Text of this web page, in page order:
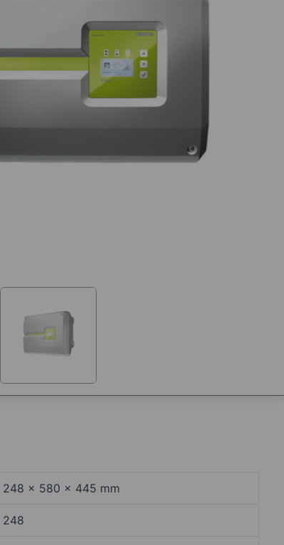
248 × 580 × 445 mm
248